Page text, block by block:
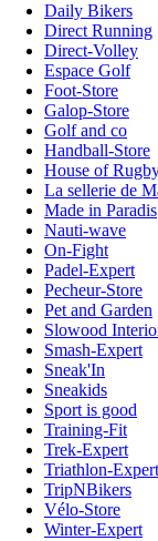
Daily Bikers
Direct Running
Direct-Volley
Espace Golf
Foot-Store
Galop-Store
Golf and co
Handball-Store
House of
La sellerie de
Made in Paradis
Nauti-wave
On-Fight
Padel-Expert
Pecheur-Store
Pet and Garden
Slowood
Smash-Expert
Sneak'In
Sneakids
Sport is good
Training-Fit
Trek-Expert
Triathlon-Expert
TripNBikers
Vélo-Store
Winter-Expert